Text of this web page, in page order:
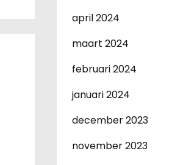
april 2024
maart 2024
februari 2024
januari 2024
december 2023
november 2023